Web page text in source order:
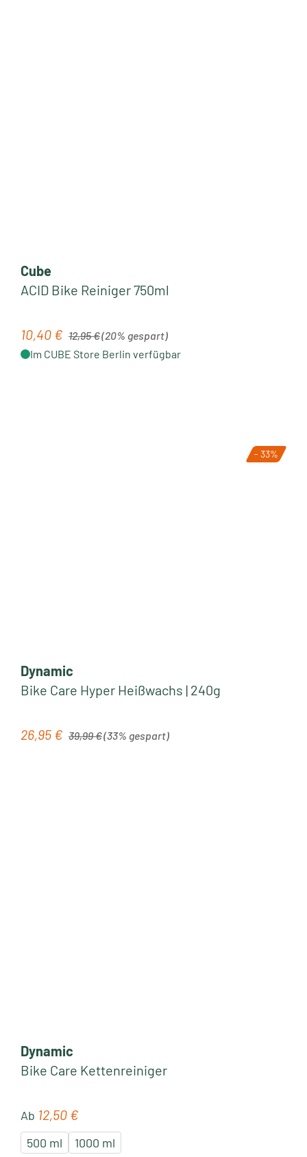
Cube
ACID Bike Reiniger 750ml
Verkaufspreis:
10,40 € Regulärer Preis:
12,95 €(20% gespart)
Im CUBE Store Berlin verfügbar
- 33%
Dynamic
Bike Care Hyper Heißwachs | 240g
Verkaufspreis:
26,95 € 39,99 €(33% gespart)
Dynamic
Bike Care Kettenreiniger
Regulärer Preis:
Ab 12,50 €
500 ml 1000 ml